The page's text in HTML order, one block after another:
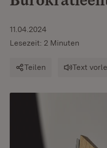
11.04.2024
Lesezeit: 2 Minuten
Teilen Text